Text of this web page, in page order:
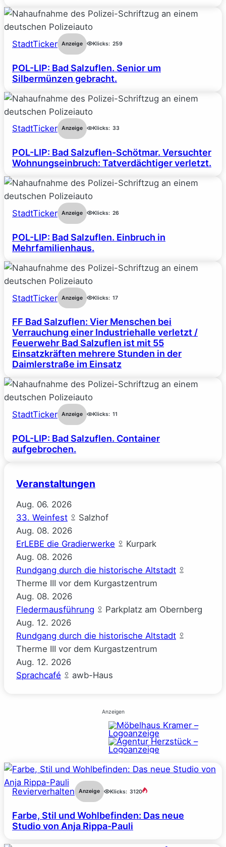
StadtTicker Anzeige Klicks: 259
POL-LIP: Bad Salzuflen. Senior um
Silbermünzen gebracht.
StadtTicker Anzeige Klicks: 33
POL-LIP: Bad Salzuflen-Schötmar. Versuchter
Wohnungseinbruch: Tatverdächtiger verletzt.
StadtTicker Anzeige Klicks: 26
POL-LIP: Bad Salzuflen. Einbruch in
Mehrfamilienhaus.
StadtTicker Anzeige Klicks: 17
FF Bad Salzuflen: Vier Menschen bei
Verrauchung einer Industriehalle verletzt /
Feuerwehr Bad Salzuflen ist mit 55
Einsatzkräften mehrere Stunden in der
Daimlerstraße im Einsatz
StadtTicker Anzeige Klicks: 11
POL-LIP: Bad Salzuflen. Container
aufgebrochen.
Veranstaltungen
Aug. 06. 2026
33. Weinfest
Salzhof
Aug. 08. 2026
ErLEBE die Gradierwerke
Kurpark
Aug. 08. 2026
Rundgang durch die historische Altstadt
Therme III vor dem Kurgastzentrum
Aug. 08. 2026
Fledermausführung
Parkplatz am Obernberg
Aug. 12. 2026
Rundgang durch die historische Altstadt
Therme III vor dem Kurgastzentrum
Aug. 12. 2026
Sprachcafé
awb-Haus
Anzeigen
Revierverhalten Anzeige Klicks: 3120
Farbe, Stil und Wohlbefinden: Das neue
Studio von Anja Rippa-Pauli